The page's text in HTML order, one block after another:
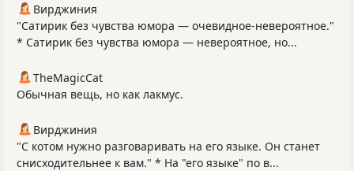
Вирджиния
"Сатирик без чувства юмора — очевидное-невероятное."
* Сатирик без чувства юмора — невероятное, но...
TheMagicCat
Обычная вещь, но как лакмус.
Вирджиния
"С котом нужно разговаривать на его языке. Он станет
снисходительнее к вам." * На "его языке" по в...